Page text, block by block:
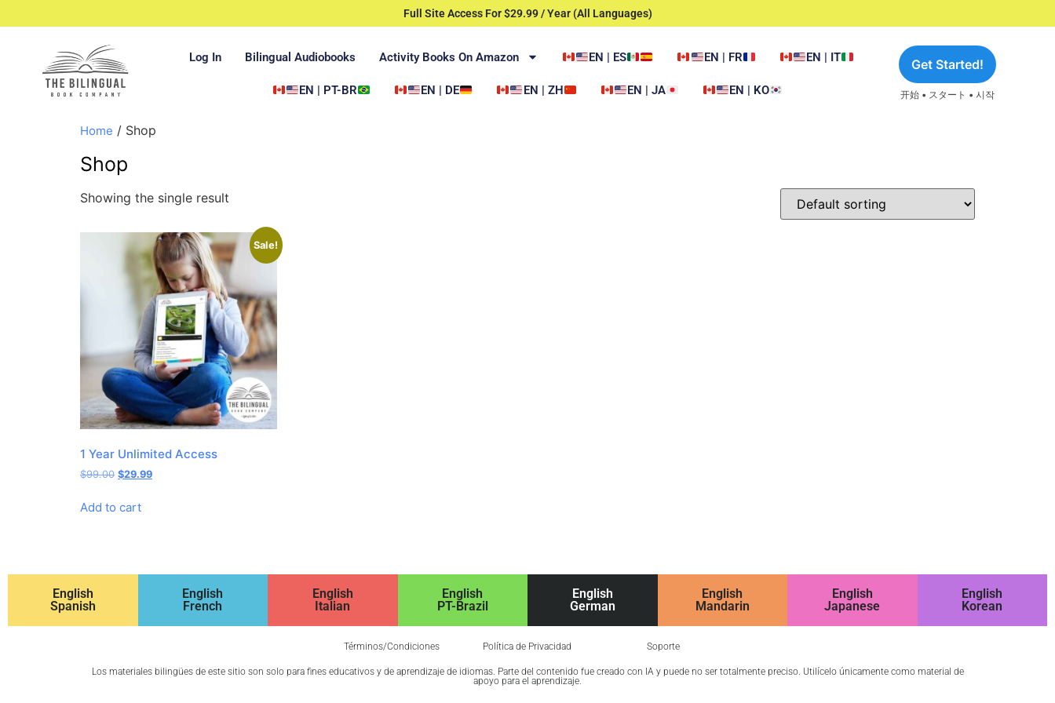
Full Site Access For $29.99 / Year (All Languages)
Log In Bilingual Audiobooks Activity Books On Amazon EN | ES EN | FR EN | IT
EN | PT-BR EN | DE EN | ZH EN | JA EN | KO
Get Started!
开始 • スタート • 시작
Home / Shop
Shop
Showing the single result
Sale!
1 Year Unlimited Access
$99.00 $29.99
Add to cart
English
Spanish
English
French
English
Italian
English
PT-Brazil
English
German
English
Mandarin
English
Japanese
English
Korean
Términos/Condiciones Política de Privacidad Soporte
Los materiales bilingües de este sitio son solo para fines educativos y de aprendizaje de idiomas. Parte del contenido fue creado con IA y puede no ser totalmente preciso. Utilícelo únicamente como material de
apoyo para el aprendizaje.